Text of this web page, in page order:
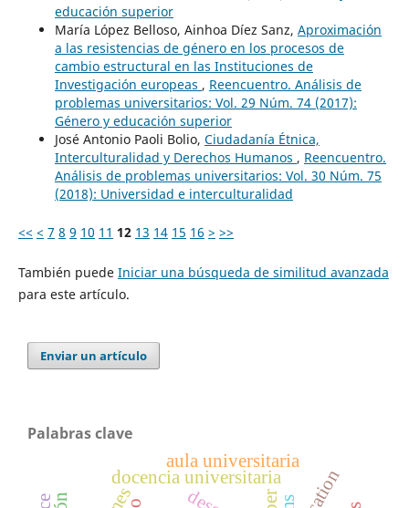
educación superior
María López Belloso, Ainhoa Díez Sanz, Aproximación
a las resistencias de género en los procesos de
cambio estructural en las Instituciones de
Investigación europeas , Reencuentro. Análisis de
problemas universitarios: Vol. 29 Núm. 74 (2017):
Género y educación superior
José Antonio Paoli Bolio, Ciudadanía Étnica,
Interculturalidad y Derechos Humanos , Reencuentro.
Análisis de problemas universitarios: Vol. 30 Núm. 75
(2018): Universidad e interculturalidad
<< < 7 8 9 10 11 12 13 14 15 16 > >>
También puede Iniciar una búsqueda de similitud avanzada
para este artículo.
Enviar un artículo
Palabras clave
docencia universitaria
aula universitaria